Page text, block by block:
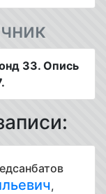
33. Опись
,